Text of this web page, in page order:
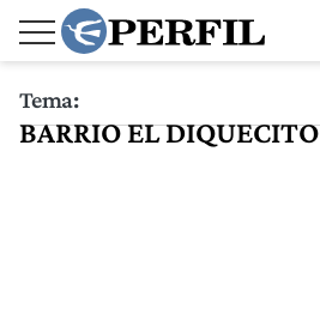
Tema:
BARRIO EL DIQUECITO